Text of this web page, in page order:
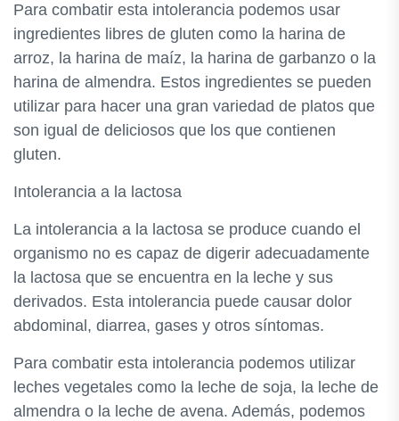
Para combatir esta intolerancia podemos usar
ingredientes libres de gluten como la harina de
arroz, la harina de maíz, la harina de garbanzo o la
harina de almendra. Estos ingredientes se pueden
utilizar para hacer una gran variedad de platos que
son igual de deliciosos que los que contienen
gluten.
Intolerancia a la lactosa
La intolerancia a la lactosa se produce cuando el
organismo no es capaz de digerir adecuadamente
la lactosa que se encuentra en la leche y sus
derivados. Esta intolerancia puede causar dolor
abdominal, diarrea, gases y otros síntomas.
Para combatir esta intolerancia podemos utilizar
leches vegetales como la leche de soja, la leche de
almendra o la leche de avena. Además, podemos